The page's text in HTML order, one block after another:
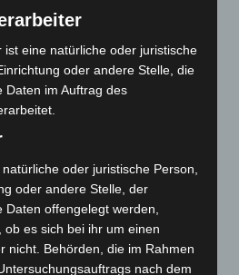
ist eine natürliche oder juristische
oder andere Stelle, die
Daten im Auftrag des
oder juristische Person,
oder andere Stelle, der
Daten offengelegt werden,
ob es sich bei ihr um einen
nicht. Behörden, die im Rahmen
nach dem